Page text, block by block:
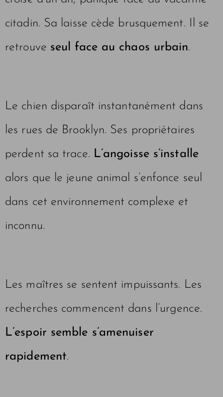
citadin. Sa laisse cède brusquement. Il se
retrouve seul face au chaos urbain.
Le chien disparaît instantanément dans
les rues de Brooklyn. Ses propriétaires
perdent sa trace. L’angoisse s’installe
alors que le jeune animal s’enfonce seul
dans cet environnement complexe et
inconnu.
Les maîtres se sentent impuissants. Les
recherches commencent dans l’urgence.
L’espoir semble s’amenuiser
rapidement.